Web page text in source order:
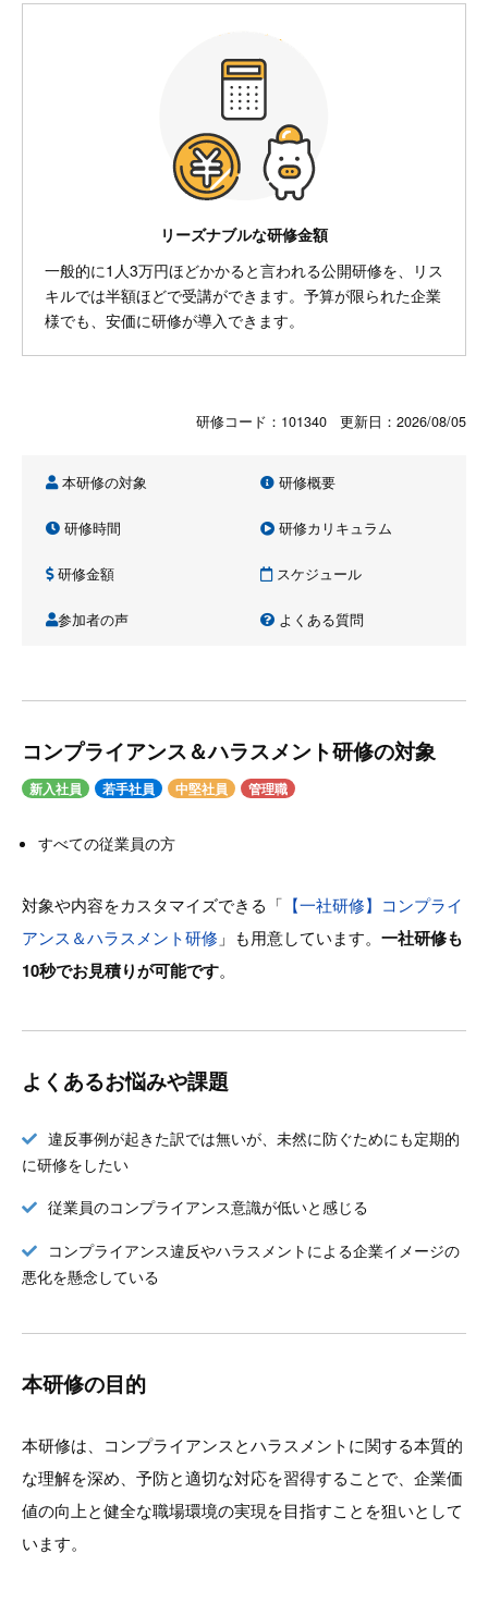
リーズナブルな研修金額
一般的に1人3万円ほどかかると言われる公開研修を、リス
キルでは半額ほどで受講ができます。予算が限られた企業
様でも、安価に研修が導入できます。
研修コード：101340 更新日： 2026/08/05
本研修の対象 研修概要
研修時間 研修カリキュラム
研修金額 スケジュール
参加者の声 よくある質問
コンプライアンス＆ハラスメント研修の対象
新入社員 若手社員 中堅社員 管理職
すべての従業員の方
対象や内容をカスタマイズできる「 【一社研修】コンプライ
アンス＆ハラスメント研修 」も用意しています。 一社研修も
10秒でお見積りが可能です。
よくあるお悩みや課題
違反事例が起きた訳では無いが、未然に防ぐためにも定期的
に研修をしたい
従業員のコンプライアンス意識が低いと感じる
コンプライアンス違反やハラスメントによる企業イメージの
悪化を懸念している
本研修の目的
本研修は、コンプライアンスとハラスメントに関する本質的
な理解を深め、予防と適切な対応を習得することで、企業価
値の向上と健全な職場環境の実現を目指すことを狙いとして
います。